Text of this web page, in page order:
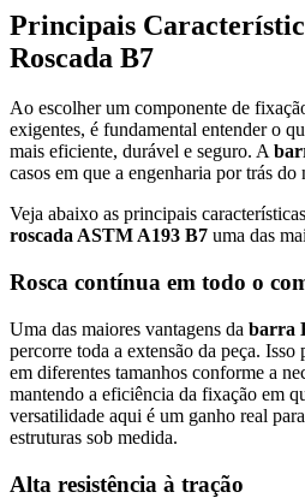
Principais
Roscada B7
Ao escolher um componente de
exigentes, é fundamental entender o
mais eficiente, durável e seguro. A
casos em que a engenharia por trás
Veja abaixo as principais
roscada ASTM A193 B7 uma das
Rosca contínua em todo o
Uma das maiores vantagens da barra
percorre toda a extensão da peça. Isso
em diferentes tamanhos conforme a
mantendo a eficiência da fixação em
versatilidade aqui é um ganho real
estruturas sob medida.
Alta resistência à tração